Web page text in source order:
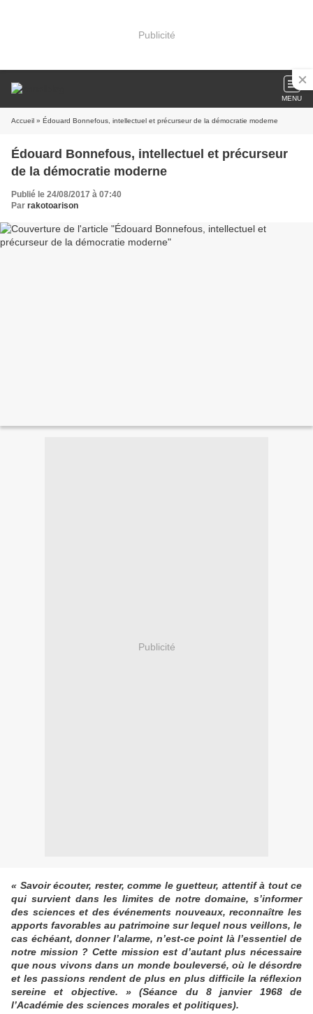
Publicité
MENU
Accueil » Édouard Bonnefous, intellectuel et précurseur de la démocratie moderne
Édouard Bonnefous, intellectuel et précurseur
de la démocratie moderne
Publié le 24/08/2017 à 07:40
Par rakotoarison
Publicité
« Savoir écouter, rester, comme le guetteur, attentif à tout ce
qui survient dans les limites de notre domaine, s’informer
des sciences et des événements nouveaux, reconnaître les
apports favorables au patrimoine sur lequel nous veillons, le
cas échéant, donner l’alarme, n’est-ce point là l’essentiel de
notre mission ? Cette mission est d’autant plus nécessaire
que nous vivons dans un monde bouleversé, où le désordre
et les passions rendent de plus en plus difficile la réflexion
sereine et objective. » (Séance du 8 janvier 1968 de
l’Académie des sciences morales et politiques).